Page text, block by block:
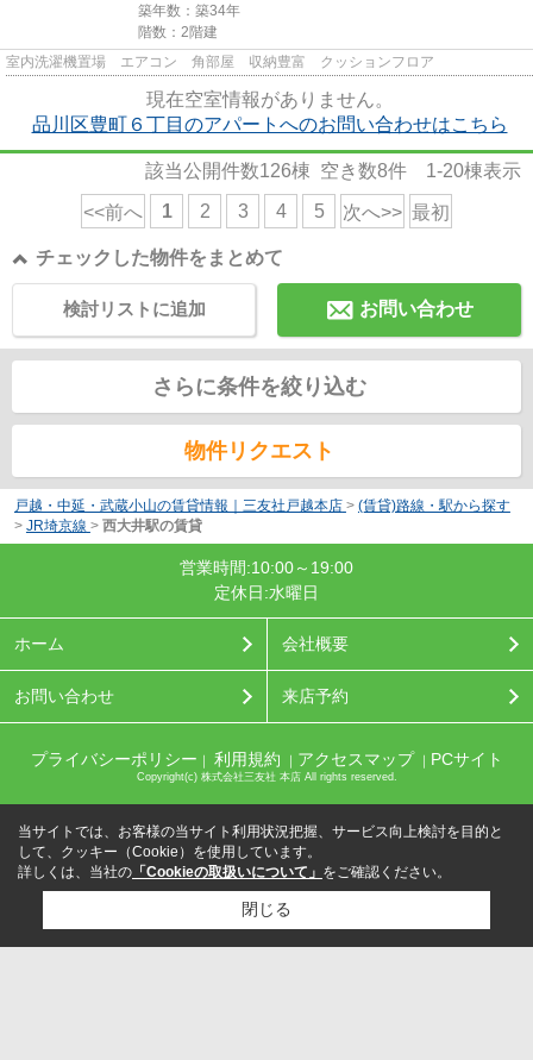
築年数：築34年
階数：2階建
室内洗濯機置場 エアコン 角部屋 収納豊富 クッションフロア
現在空室情報がありません。
品川区豊町６丁目のアパートへのお問い合わせはこちら
該当公開件数126棟 空き数8件 1-20棟表示
<<前へ 1 2 3 4 5 次へ>> 最初
チェックした物件をまとめて
お問い合わせ
検討リストに追加
さらに条件を絞り込む
物件リクエスト
戸越・中延・武蔵小山の賃貸情報｜三友社戸越本店 > (賃貸)路線・駅から探す
> JR埼京線 > 西大井駅の賃貸
営業時間:10:00～19:00
定休日:水曜日
ホーム 会社概要
お問い合わせ 来店予約
プライバシーポリシー 利用規約 アクセスマップ PCサイト
Copyright(c) 株式会社三友社 本店 All rights reserved.
当サイトでは、お客様の当サイト利用状況把握、サービス向上検討を目的と
して、クッキー（Cookie）を使用しています。
詳しくは、当社の 「Cookieの取扱いについて」 をご確認ください。
閉じる